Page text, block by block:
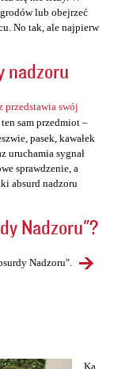
lub obejrzeć
No tak, ale najpierw
nadzoru
swój
sam przedmiot –
pasek, kawałek
uruchamia sygnał
sprawdzenie, a
absurd nadzoru
Nadzoru"?
Nadzoru".
Ka